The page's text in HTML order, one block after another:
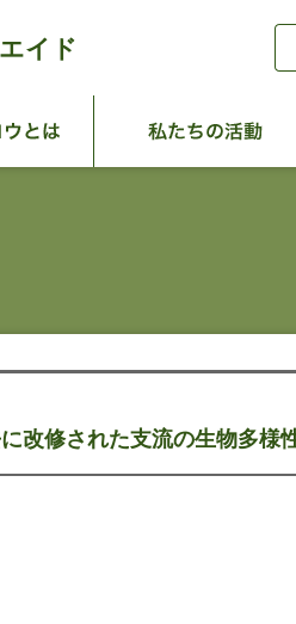
イド
シマフクロウとは
に改修された支流の生物多